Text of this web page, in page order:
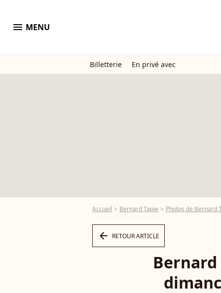
menu MENU
Billetterie En privé avec
Accueil Bernard Tapie Photos de Bernard
arrow_left RETOUR ARTICLE
Bernard